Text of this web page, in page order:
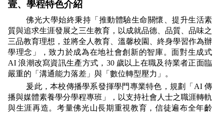
壹、學程特色介紹
佛光大學始終秉持「推動體驗生命關懷、提升生活素
質與追求生涯發展之三生教育，以成就品德、品質、品味之
三品教育理想，並將全人教育、溫馨校園、終身學習作為辦
學理念」，致力於成為在地社會創新的智庫。面對生成式
AI 浪潮改寫資訊生產方式，30 歲以上在職及待業者正面臨
嚴重的「溝通能力落差」與「數位轉型壓力」。
爰此，本校傳播學系發揮學門專業特色，規劃「AI 傳
播與媒體素養學分學程專班」，以支持社會人士之職涯轉軌
與生涯再造。考量佛光山長期重視教育，信徒遍布全年齡